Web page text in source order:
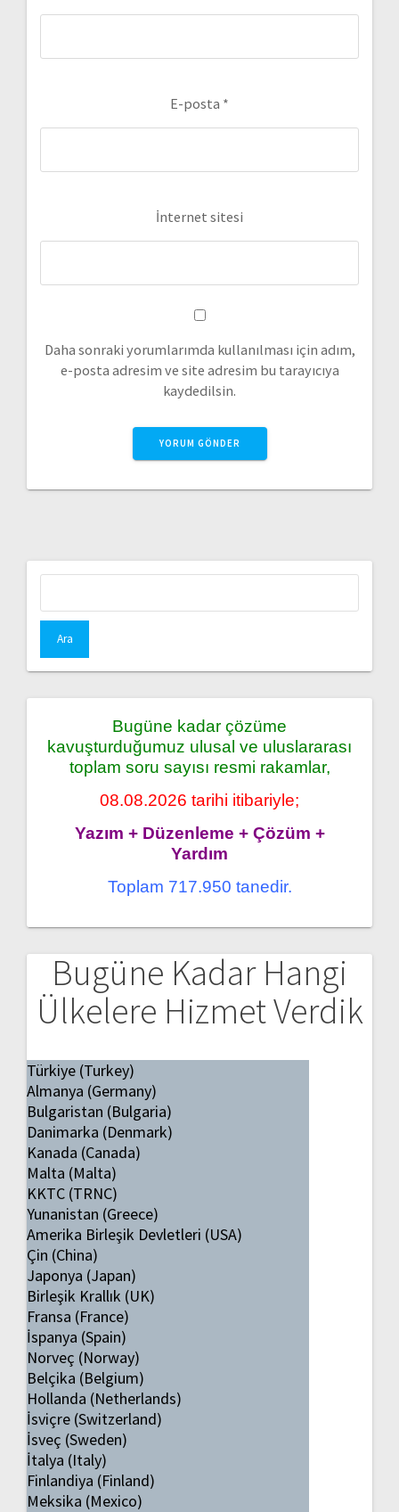
E-posta *
İnternet sitesi
Daha sonraki yorumlarımda kullanılması için adım,
e-posta adresim ve site adresim bu tarayıcıya
kaydedilsin.
Bugüne kadar çözüme
kavuşturduğumuz ulusal ve uluslararası
toplam soru sayısı resmi rakamlar,
08.08.2026 tarihi itibariyle;
Yazım + Düzenleme + Çözüm +
Yardım
Toplam 717.950 tanedir.
Bugüne Kadar Hangi
Ülkelere Hizmet Verdik
Türkiye (Turkey)
Almanya (Germany)
Bulgaristan (Bulgaria)
Danimarka (Denmark)
Kanada (Canada)
Malta (Malta)
KKTC (TRNC)
Yunanistan (Greece)
Amerika Birleşik Devletleri (USA)
Çin (China)
Japonya (Japan)
Birleşik Krallık (UK)
Fransa (France)
İspanya (Spain)
Norveç (Norway)
Belçika (Belgium)
Hollanda (Netherlands)
İsviçre (Switzerland)
İsveç (Sweden)
İtalya (Italy)
Finlandiya (Finland)
Meksika (Mexico)